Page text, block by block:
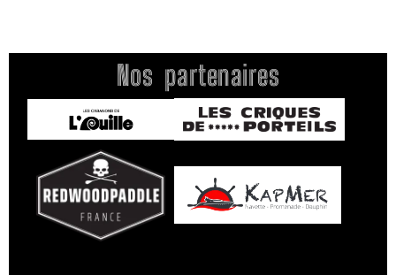
Nos partenaires